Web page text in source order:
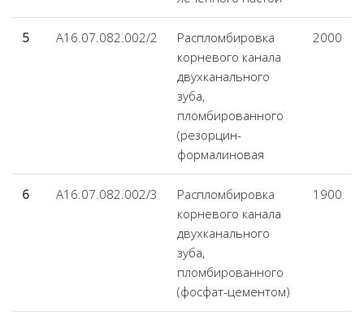
5 А16.07.082.002/2
Распломбировка
корневого канала
двухканального
зуба,
пломбированного
(резорцин-
формалиновая
2000
6 А16.07.082.002/3
Распломбировка
корневого канала
двухканального
зуба,
пломбированного
(фосфат-цементом)
1900